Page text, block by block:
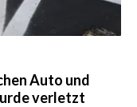
Auto und
verletzt